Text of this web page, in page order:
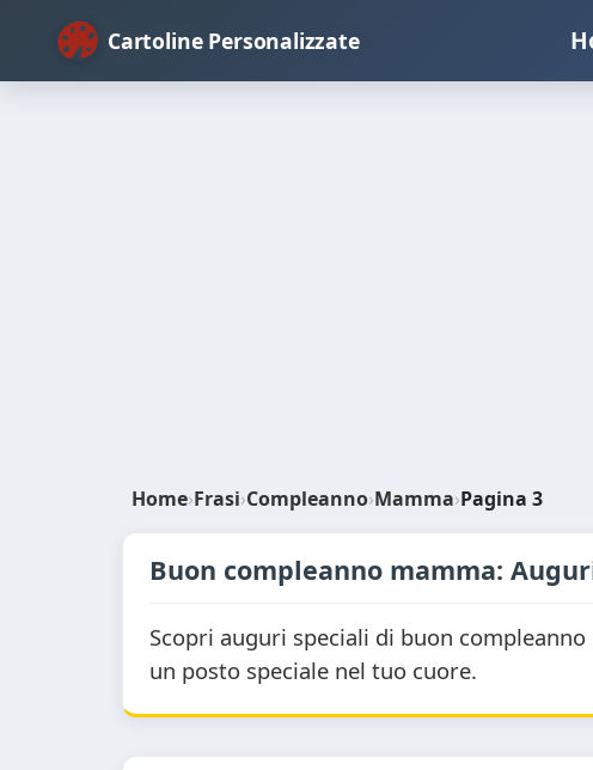
Cartoline Personalizzate
Home›Frasi›Compleanno›Mamma›Pagina 3
Buon compleanno mamma:
Scopri auguri speciali di buon
un posto speciale nel tuo cuore.